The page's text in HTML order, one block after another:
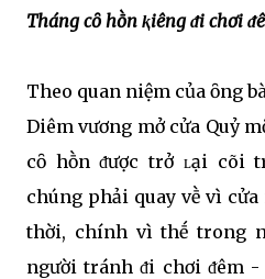
Tháng cȏ hṑn ⱪiêng ᵭi chơi
Theo quan niệm của ȏng
Diêm vương mở cửa Quỷ
cȏ hṑn ᵭược trở ʟại cõi
chúng phải quay vḕ vì cửa
thời, chính vì thḗ trong
người tránh ᵭi chơi ᵭêm -